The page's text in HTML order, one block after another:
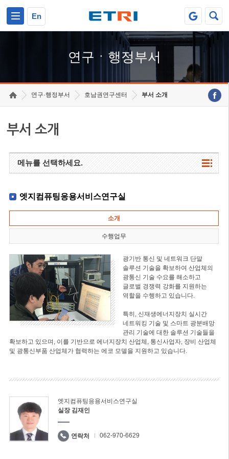
En
연구ㆍ행정부서
연구·행정부서 호남권연구센터 부서 소개
부서 소개
메뉴를 선택하세요.
엣지컴퓨팅응용서비스연구실
소개
수행업무
광기반 통신 및 네트워크 단말
솔루션 기술을 확보하여 산업체의
광통신 기술 수요를 해소하고
글로벌 경쟁력 강화를 지원하는
역할을 수행하고 있습니다.
특히, 신재생에너지장치 실시간
네트워킹 기술 및 스마트 광분배망
관리 기술에 대한 솔루션 기술들을
확보하고 있으며, 이를 기반으로 에너지장치 산업체, 통신사업자, 장비 산업체
및 광통신부품 산업체가 협력하는 에코 모델을 지원하고 있습니다.
엣지컴퓨팅응용서비스연구실
실장 김재인
연락처 062-970-6629